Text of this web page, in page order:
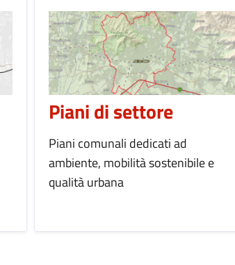
Piani di settore
Piani comunali dedicati ad
ambiente, mobilità sostenibile e
qualità urbana